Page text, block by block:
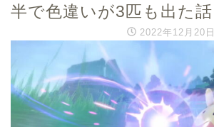
半で色違いが3匹も出た話
2022年12月20日